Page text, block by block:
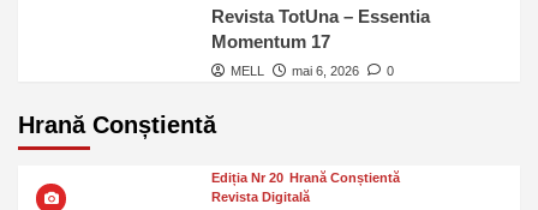
Revista TotUna – Essentia
Momentum 17
MELL mai 6, 2026 0
Hrană Conștientă
Ediția Nr 20 Hrană Conștientă
Revista Digitală